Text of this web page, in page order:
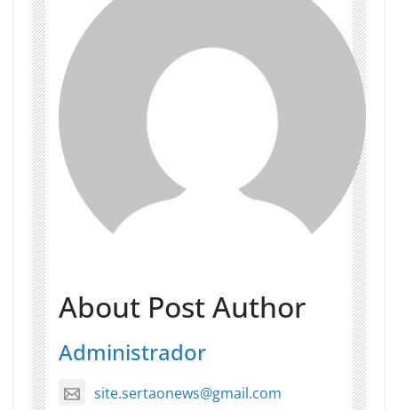
About Post Author
Administrador
site.sertaonews@gmail.com